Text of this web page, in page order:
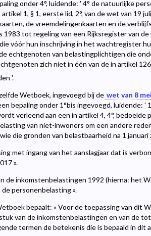
onder 4°, luidende: ' 4° de natuurlijke
1, § 1, eerste lid, 2°, van de wet van 19
de vreemdelingenkaarten en de
1983 tot regeling van een Rijksregister van
vóór hun inschrijving in het wachtregister
echtgenoten van belastingplichtigen die
zich niet in één van de in artikel
'.
Wetboek, ingevoegd bij de wet van 8
bepaling onder 1°bis ingevoegd, luidende: '
verleend aan een in artikel 4, 4°, bedoelde
van niet-inwoners om een andere
die gronden van belastbaarheid na 1 januari
met ingang van het aanslagjaar dat is
».
de inkomstenbelastingen 1992 (hierna: het
personenbelasting ».
bepaalt: « Voor de toepassing van dit
van de inkomstenbelastingen en van de
termen de betekenis die is bepaald in dit